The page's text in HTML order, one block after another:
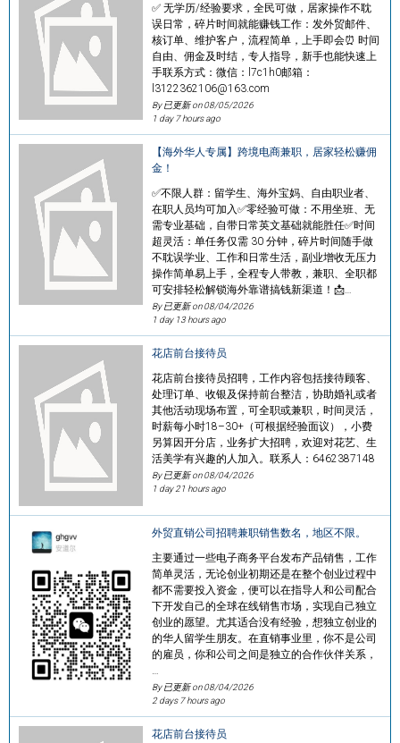
✅ 无学历/经验要求，全民可做，居家操作不耽
误日常，碎片时间就能赚钱工作：发外贸邮件、
核订单、维护客户，流程简单，上手即会⏰ 时间
自由、佣金及时结，专人指导，新手也能快速上
手联系方式：微信：l7c1h0邮箱：
l3122362106@163.com
By 已更新 on08/05/2026
1 day 7 hours ago
【海外华人专属】跨境电商兼职，居家轻松赚佣
金！
✅不限人群：留学生、海外宝妈、自由职业者、
在职人员均可加入✅零经验可做：不用坐班、无
需专业基础，自带日常英文基础就能胜任✅时间
超灵活：单任务仅需 30 分钟，碎片时间随手做
不耽误学业、工作和日常生活，副业增收无压力
操作简单易上手，全程专人带教，兼职、全职都
可安排轻松解锁海外靠谱搞钱新渠道！📩…
By 已更新 on08/04/2026
1 day 13 hours ago
花店前台接待员
花店前台接待员招聘，工作内容包括接待顾客、
处理订单、收银及保持前台整洁，协助婚礼或者
其他活动现场布置，可全职或兼职，时间灵活，
时薪每小时18–30+（可根据经验面议），小费
另算因开分店，业务扩大招聘，欢迎对花艺、生
活美学有兴趣的人加入。联系人：6462387148
By 已更新 on08/04/2026
1 day 21 hours ago
外贸直销公司招聘兼职销售数名，地区不限。
主要通过一些电子商务平台发布产品销售，工作
简单灵活，无论创业初期还是在整个创业过程中
都不需要投入资金，便可以在指导人和公司配合
下开发自己的全球在线销售市场，实现自己独立
创业的愿望。尤其适合没有经验，想独立创业的
的华人留学生朋友。在直销事业里，你不是公司
的雇员，你和公司之间是独立的合作伙伴关系，
By 已更新 on08/04/2026
2 days 7 hours ago
花店前台接待员